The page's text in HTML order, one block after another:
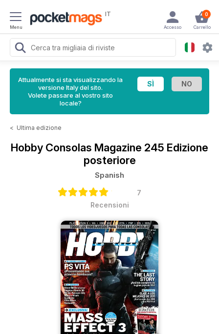
Menu
IT 0
Carrello
Accesso
Attualmente si sta visualizzando la
versione Italy del sito.
Volete passare al vostro sito
locale?
< Ultima edizione
Hobby Consolas Magazine 245 Edizione
posteriore
Spanish
7
Recensioni